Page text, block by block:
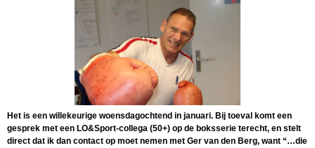
Het is een willekeurige woensdagochtend in januari. Bij toeval komt een
gesprek met een LO&Sport-collega (50+) op de boksserie terecht, en stelt
direct dat ik dan contact op moet nemen met Ger van den Berg, want “…die